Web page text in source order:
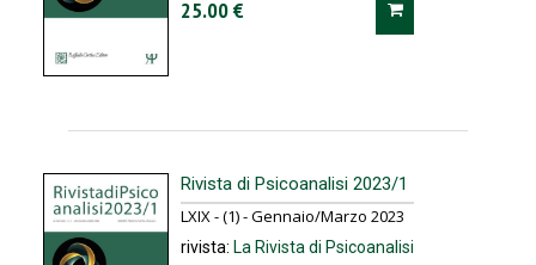
25.00 €
Rivista di Psicoanalisi 2023/1
LXIX - (1) - Gennaio/Marzo 2023
rivista: La Rivista di Psicoanalisi